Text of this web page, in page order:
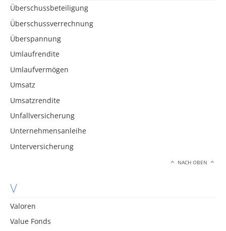
Überschussbeteiligung
Überschussverrechnung
Überspannung
Umlaufrendite
Umlaufvermögen
Umsatz
Umsatzrendite
Unfallversicherung
Unternehmensanleihe
Unterversicherung
NACH OBEN
V
Valoren
Value Fonds